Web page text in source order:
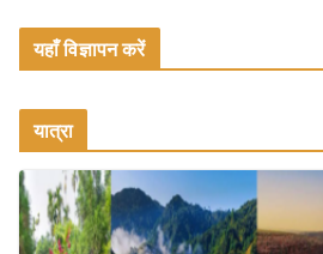
यहाँ विज्ञापन करें
यात्रा